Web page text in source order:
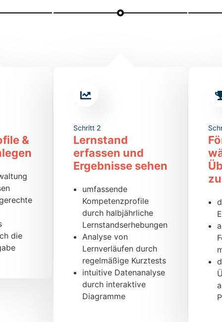
&
die
Schritt 2
Lernstand
erfassen und
Ergebnisse sehen
umfassende
Kompetenzprofile
durch halbjährliche
Lernstandserhebungen
Analyse von
Lernverläufen durch
regelmäßige Kurztests
intuitive Datenanalyse
durch interaktive
Diagramme